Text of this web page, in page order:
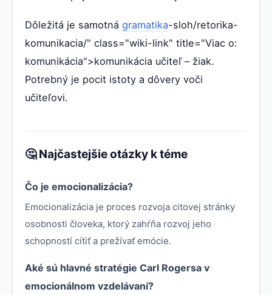
Dôležitá je samotná gramatika-sloh/retorika-
komunikacia/" class="wiki-link" title="Viac o:
komunikácia">komunikácia učiteľ – žiak.
Potrebný je pocit istoty a dôvery voči
učiteľovi.
🤔 Najčastejšie otázky k téme
Čo je emocionalizácia?
Emocionalizácia je proces rozvoja citovej stránky
osobnosti človeka, ktorý zahŕňa rozvoj jeho
schopností cítiť a prežívať emócie.
Aké sú hlavné stratégie Carl Rogersa v
emocionálnom vzdelávaní?